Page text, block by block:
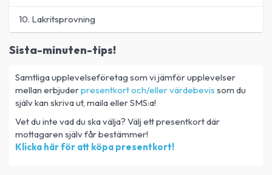
10. Lakritsprovning
Sista-minuten-tips!
Samtliga upplevelseföretag som vi jämför upplevelser
mellan erbjuderpresentkort och/eller värdebevis som du
själv kan skriva ut, maila eller SMS:a!
Vet du inte vad du ska välja? Välj ett presentkort där
mottagaren själv får bestämmer!
Klicka här för att köpa presentkort!